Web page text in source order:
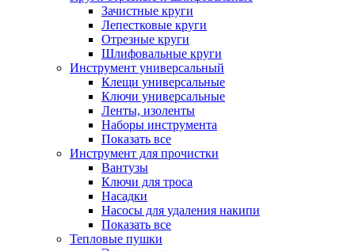
Зачистные круги
Лепестковые круги
Отрезные круги
Шлифовальные круги
Инструмент универсальный
Клещи универсальные
Ключи универсальные
Ленты, изоленты
Наборы инструмента
Показать все
Инструмент для прочистки
Вантузы
Ключи для троса
Насадки
Насосы для удаления накипи
Показать все
Тепловые пушки